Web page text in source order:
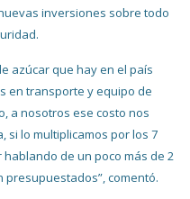
inversiones sobre todo
azúcar que hay en el país
en transporte y equipo de
a nosotros ese costo nos
si lo multiplicamos por los 7
de un poco más de 2
comentó.